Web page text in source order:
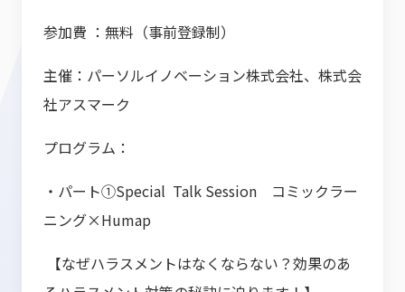
参加費 ：無料（事前登録制）
主催：パーソルイノベーション株式会社、株式会
社アスマーク
プログラム：
・パート①Special Talk Session コミックラー
ニング×Humap
【なぜハラスメントはなくならない？効果のあ